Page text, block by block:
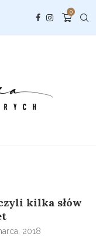
0
kilka słów
2018